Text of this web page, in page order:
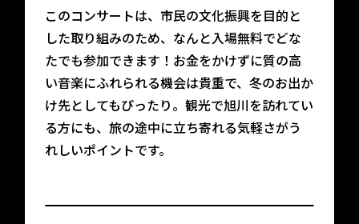
このコンサートは、市民の文化振興を目的と
した取り組みのため、なんと入場無料でどな
たでも参加できます！お金をかけずに質の高
い音楽にふれられる機会は貴重で、冬のお出か
け先としてもぴったり。観光で旭川を訪れてい
る方にも、旅の途中に立ち寄れる気軽さがう
れしいポイントです。